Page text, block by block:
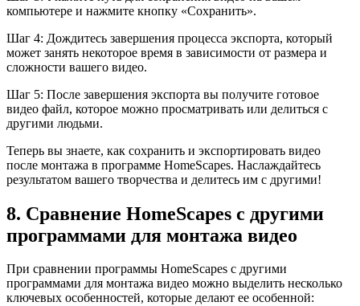
компьютере и нажмите кнопку «Сохранить».
Шаг 4: Дождитесь завершения процесса экспорта, который
может занять некоторое время в зависимости от размера и
сложности вашего видео.
Шаг 5: После завершения экспорта вы получите готовое
видео файл, которое можно просматривать или делиться с
другими людьми.
Теперь вы знаете, как сохранить и экспортировать видео
после монтажа в программе HomeScapes. Наслаждайтесь
результатом вашего творчества и делитесь им с другими!
8. Сравнение HomeScapes с другими
программами для монтажа видео
При сравнении программы HomeScapes с другими
программами для монтажа видео можно выделить несколько
ключевых особенностей, которые делают ее особенной: